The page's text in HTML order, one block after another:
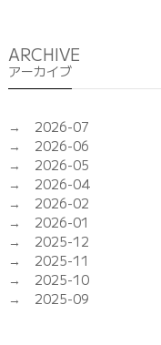
ARCHIVE
アーカイブ
2026-07
2026-06
2026-05
2026-04
2026-02
2026-01
2025-12
2025-11
2025-10
2025-09